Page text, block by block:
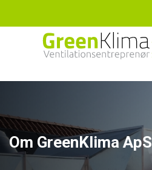
hovedindhold
Om GreenKlima ApS